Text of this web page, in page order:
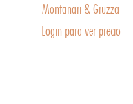
Montanari & Gruzza
Login para ver precio